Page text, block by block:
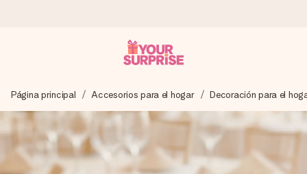
Preparamos tu regalo con cuidado y lo enviamos al vuelo,
para que lo entregues en el momento perfecto, cuando más
importa.
Página principal Accesorios para el hogar Decoración para el